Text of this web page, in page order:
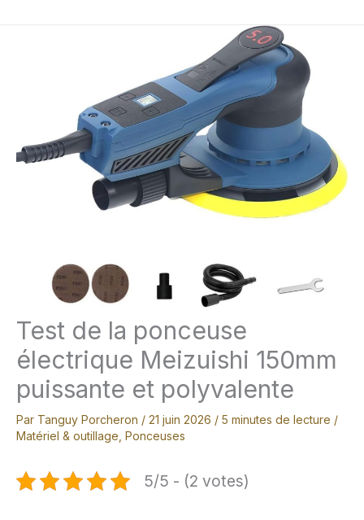
Test de la ponceuse
électrique Meizuishi 150mm
puissante et polyvalente
Par Tanguy Porcheron / 21 juin 2026 / 5 minutes de lecture /
Matériel & outillage Ponceuses
5/5 - (2 votes)